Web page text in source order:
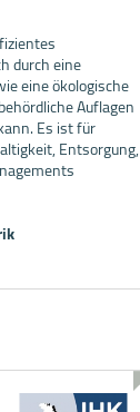
durch eine
eine ökologische
Auflagen
Es ist für
Entsorgung,